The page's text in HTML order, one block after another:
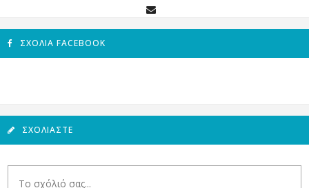
ΣΧΌΛΙΑ FACEBOOK
ΣΧΟΛΙΆΣΤΕ